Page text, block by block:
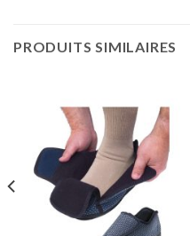
PRODUITS SIMILAIRES